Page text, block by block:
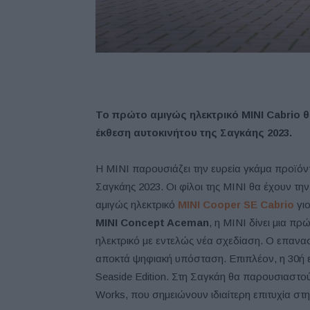
Το πρώτο αμιγώς ηλεκτρικό MINI Cabrio
έκθεση αυτοκινήτου της Σαγκάης 2023.
Η MINI παρουσιάζει την ευρεία γκάμα
Σαγκάης 2023. Οι φίλοι της MINI θα έχουν
αμιγώς ηλεκτρικό MINI Cooper SE Cabrio
MINI Concept Aceman, η MINI δίνει μια
ηλεκτρικό με εντελώς νέα σχεδίαση. Ο
αποκτά ψηφιακή υπόσταση. Επιπλέον, η 30ή
Seaside Edition. Στη Σαγκάη θα
Works, που σημειώνουν ιδιαίτερη επιτυχία